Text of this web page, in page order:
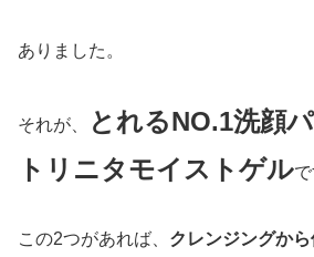
ありました。
それが、 とれるNO.1洗顔
トリニタモイストゲルで
この2つがあれば、 クレンジングか